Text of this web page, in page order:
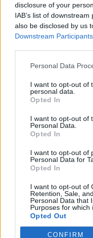
disclosure of your
IAB’s list of
also be disclosed by us
Downstream Participants
Personal Data
I want to opt-out of
personal data.
Opted In
I want to opt-out of
Personal Data.
Opted In
I want to opt-out of
Personal Data for
Opted In
I want to opt-out of
Retention, Sale,
Personal Data that
Purposes for which
Opted Out
CONFIRM
τεχνολογία
4 τύπους
Sonic™ για την